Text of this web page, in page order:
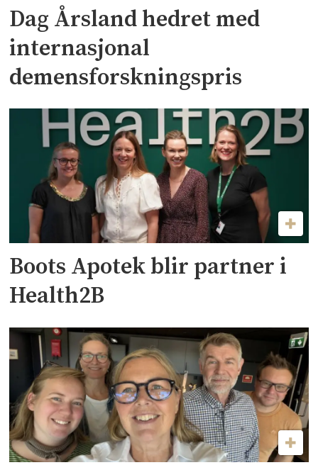
Dag Årsland hedret med
internasjonal
demensforskningspris
Boots Apotek blir partner i
Health2B